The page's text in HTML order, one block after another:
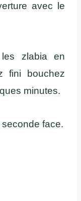
avec le
zlabia en
fini bouchez
minutes.
face.